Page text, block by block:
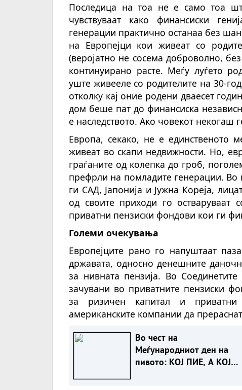
Последица на тоа не е само тоа
чувствуваат како финансиски
генерации практично останаа без
на Европејци кои живеат со
(веројатно не сосема доброволно,
континуирано расте. Меѓу луѓето
уште живееле со родителите на 30-
отколку кај оние родени дваесет
дом беше пат до финансиска
е наследството. Ако човекот некогаш
Европа, секако, не е единственото
живеат во скапи недвижности. Но,
граѓаните од колепка до гроб,
префрли на помладите генерации. Во
ги САД, Јапонија и Јужна Кореја,
од своите приходи го
приватни пензиски фондови кои ги
Големи очекувања
Европејците рано го напуштаат
државата, односно денешните
за нивната пензија. Во
зачувани во приватните пензиски
за ризичен капитал и
американските компании да
Во чест на
Меѓународниот ден на
пивото: КОЈ ПИЕ, А КОЈ